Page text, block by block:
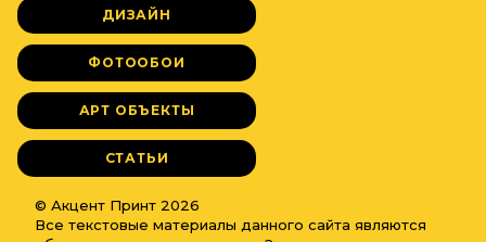
ДИЗАЙН
ФОТООБОИ
АРТ ОБЪЕКТЫ
СТАТЬИ
© Акцент Принт 2026
Все текстовые материалы данного сайта являются